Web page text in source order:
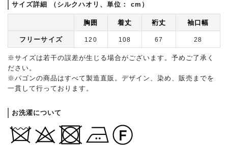
サイズ詳細 （シルクハオリ、単位： cm）
胸囲 着丈 裄丈 袖口幅
フリーサイズ 120 108 67 28
※サイズは若干の誤差が生じる場合がございます。予めご了承く
ださい。
※パゴンの商品はすべて製造直販。デザイン、染め、販売までを
一貫して行っております。
お洗濯について